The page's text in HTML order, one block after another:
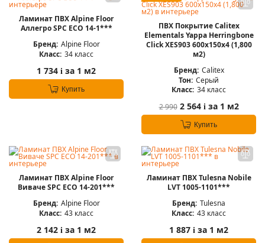
Ламинат ПВХ Alpine Floor
Аллегро SPC ЕСО 14-1***
Бренд: Alpine Floor
Класс: 34 класс
1 734 i за 1 м2
Купить
ПВХ Покрытие Calitex
Elementals Yappa Herringbone
Click XES903 600x150x4 (1,800
м2)
Бренд: Calitex
Тон: Серый
Класс: 34 класс
2 990 2 564 iза 1 м2
Купить
Ламинат ПВХ Alpine Floor
Виваче SPC ЕСО 14-201***
Бренд: Alpine Floor
Класс: 43 класс
2 142 i за 1 м2
Ламинат ПВХ Tulesna Nobile
LVT 1005-1101***
Бренд: Tulesna
Класс: 43 класс
1 887 i за 1 м2